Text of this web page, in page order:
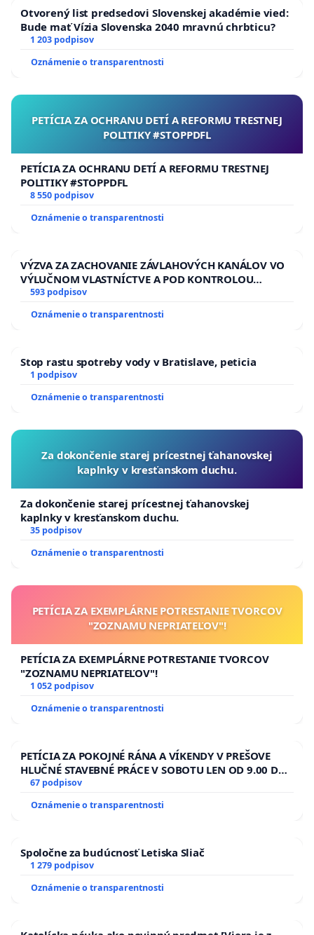
Otvorený list predsedovi Slovenskej akadémie vied:
Bude mať Vízia Slovenska 2040 mravnú chrbticu?
1 203 podpisov
Oznámenie o transparentnosti
PETÍCIA ZA OCHRANU DETÍ A REFORMU TRESTNEJ
POLITIKY #STOPPDFL
PETÍCIA ZA OCHRANU DETÍ A REFORMU TRESTNEJ
POLITIKY #STOPPDFL
8 550 podpisov
Oznámenie o transparentnosti
VÝZVA ZA ZACHOVANIE ZÁVLAHOVÝCH KANÁLOV VO
VÝLUČNOM VLASTNÍCTVE A POD KONTROLOU
SLOVENSKEJ REPUBLIKY & žiadosť na riešenie
zanedbaného stavu závlahových a odvodňovacích
kanálov na Slovensku
593 podpisov
Oznámenie o transparentnosti
Stop rastu spotreby vody v Bratislave, peticia
1 podpisov
Oznámenie o transparentnosti
Za dokončenie starej prícestnej ťahanovskej
kaplnky v kresťanskom duchu.
Za dokončenie starej prícestnej ťahanovskej
kaplnky v kresťanskom duchu.
35 podpisov
Oznámenie o transparentnosti
PETÍCIA ZA EXEMPLÁRNE POTRESTANIE TVORCOV
"ZOZNAMU NEPRIATEĽOV"!
PETÍCIA ZA EXEMPLÁRNE POTRESTANIE TVORCOV
"ZOZNAMU NEPRIATEĽOV"!
1 052 podpisov
Oznámenie o transparentnosti
PETÍCIA ZA POKOJNÉ RÁNA A VÍKENDY V PREŠOVE
HLUČNÉ STAVEBNÉ PRÁCE V SOBOTU LEN OD 9.00 DO
13.00 HOD., CEZ PRACOVNÝ TÝŽDEŇ CIEĽ 8.00 – 18.00
HOD. A PRAVIDELNÁ KONTROLA STAVBY C-AREA NA
ĎUMBIERSKEJ/MAGU
67 podpisov
Oznámenie o transparentnosti
Spoločne za budúcnosť Letiska Sliač
1 279 podpisov
Oznámenie o transparentnosti